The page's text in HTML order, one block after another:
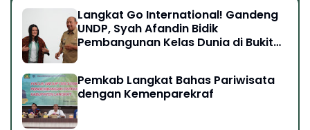
Langkat Go International! Gandeng
UNDP, Syah Afandin Bidik
Pembangunan Kelas Dunia di Bukit
Pemkab Langkat Bahas Pariwisata
dengan Kemenparekraf